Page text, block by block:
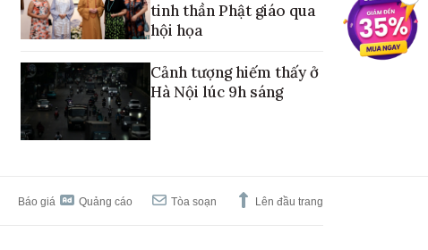
tinh thần Phật giáo qua
hội họa
Cảnh tượng hiếm thấy ở
Hà Nội lúc 9h sáng
Báo giá Quảng cáo Tòa soạn Lên đầu trang